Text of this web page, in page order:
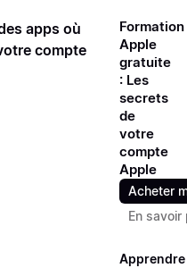
apps où
compte
Formation
Apple
gratuite
: Les
secrets
de
votre
compte
Apple
Acheter
En savoir
Apprendre